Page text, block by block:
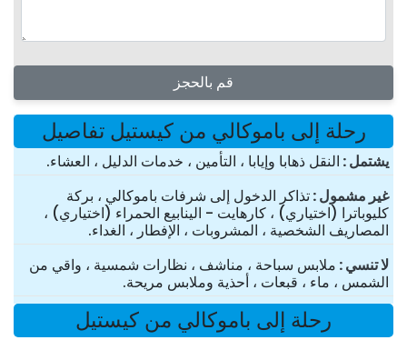
قم بالحجز
رحلة إلى باموكالي من كيستيل تفاصيل
یشتمل النقل ذهابا وإيابا ، التأمين ، خدمات الدليل ، العشاء.
غير مشمول تذاكر الدخول إلى شرفات باموكالي ، بركة
كليوباترا (اختياري) ، كارهايت - الينابيع الحمراء (اختياري) ،
المصاريف الشخصية ، المشروبات ، الإفطار ، الغداء.
لا تنسي ملابس سباحة ، مناشف ، نظارات شمسية ، واقي من
الشمس ، ماء ، قبعات ، أحذية وملابس مريحة.
رحلة إلى باموكالي من كيستيل